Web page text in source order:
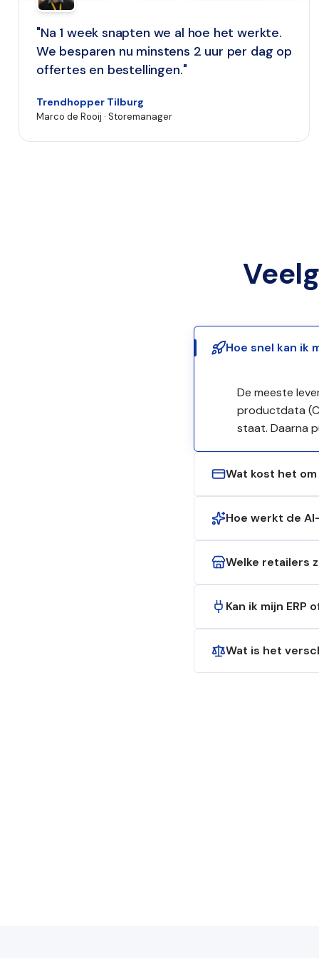
"Na 1 week snapten we al hoe het werkte.
We besparen nu minstens 2 uur per dag op
offertes en bestellingen."
Trendhopper Tilburg
Marco de Rooij · Storemanager
Hoe snel kan ik
De meeste
productdata
staat. Daarna
Wat kost het
Hoe werkt de
Welke retailers
Kan ik mijn ERP
Wat is het